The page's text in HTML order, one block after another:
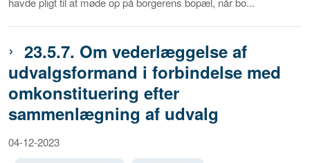
23.5.7. Om vederlæggelse af
udvalgsformand i forbindelse med
omkonstituering efter
sammenlægning af udvalg
04-12-2023